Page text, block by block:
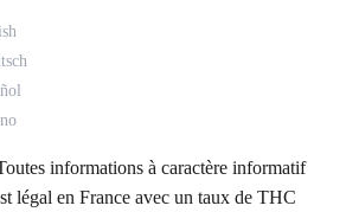
informations à caractère informatif
légal en France avec un taux de THC